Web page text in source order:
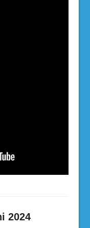
2024